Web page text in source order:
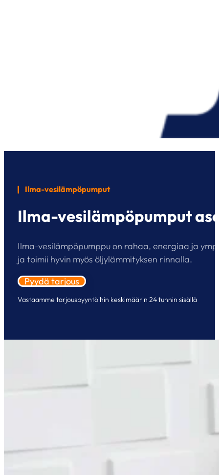
Ilma-vesilämpöpumput
Ilma-vesilämpöpumput
Ilma-vesilämpöpumppu on rahaa, energiaa ja
ja toimii hyvin myös öljylämmityksen rinnalla.
Pyydä tarjous
Vastaamme tarjouspyyntöihin keskimäärin 24 tunnin sisällä